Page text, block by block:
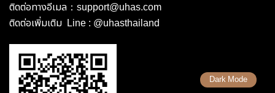
ติดต่อทางอีเมล： support@uhas.com
ติดต่อเพิ่มเติม Line : @uhasthailand
Dark Mode